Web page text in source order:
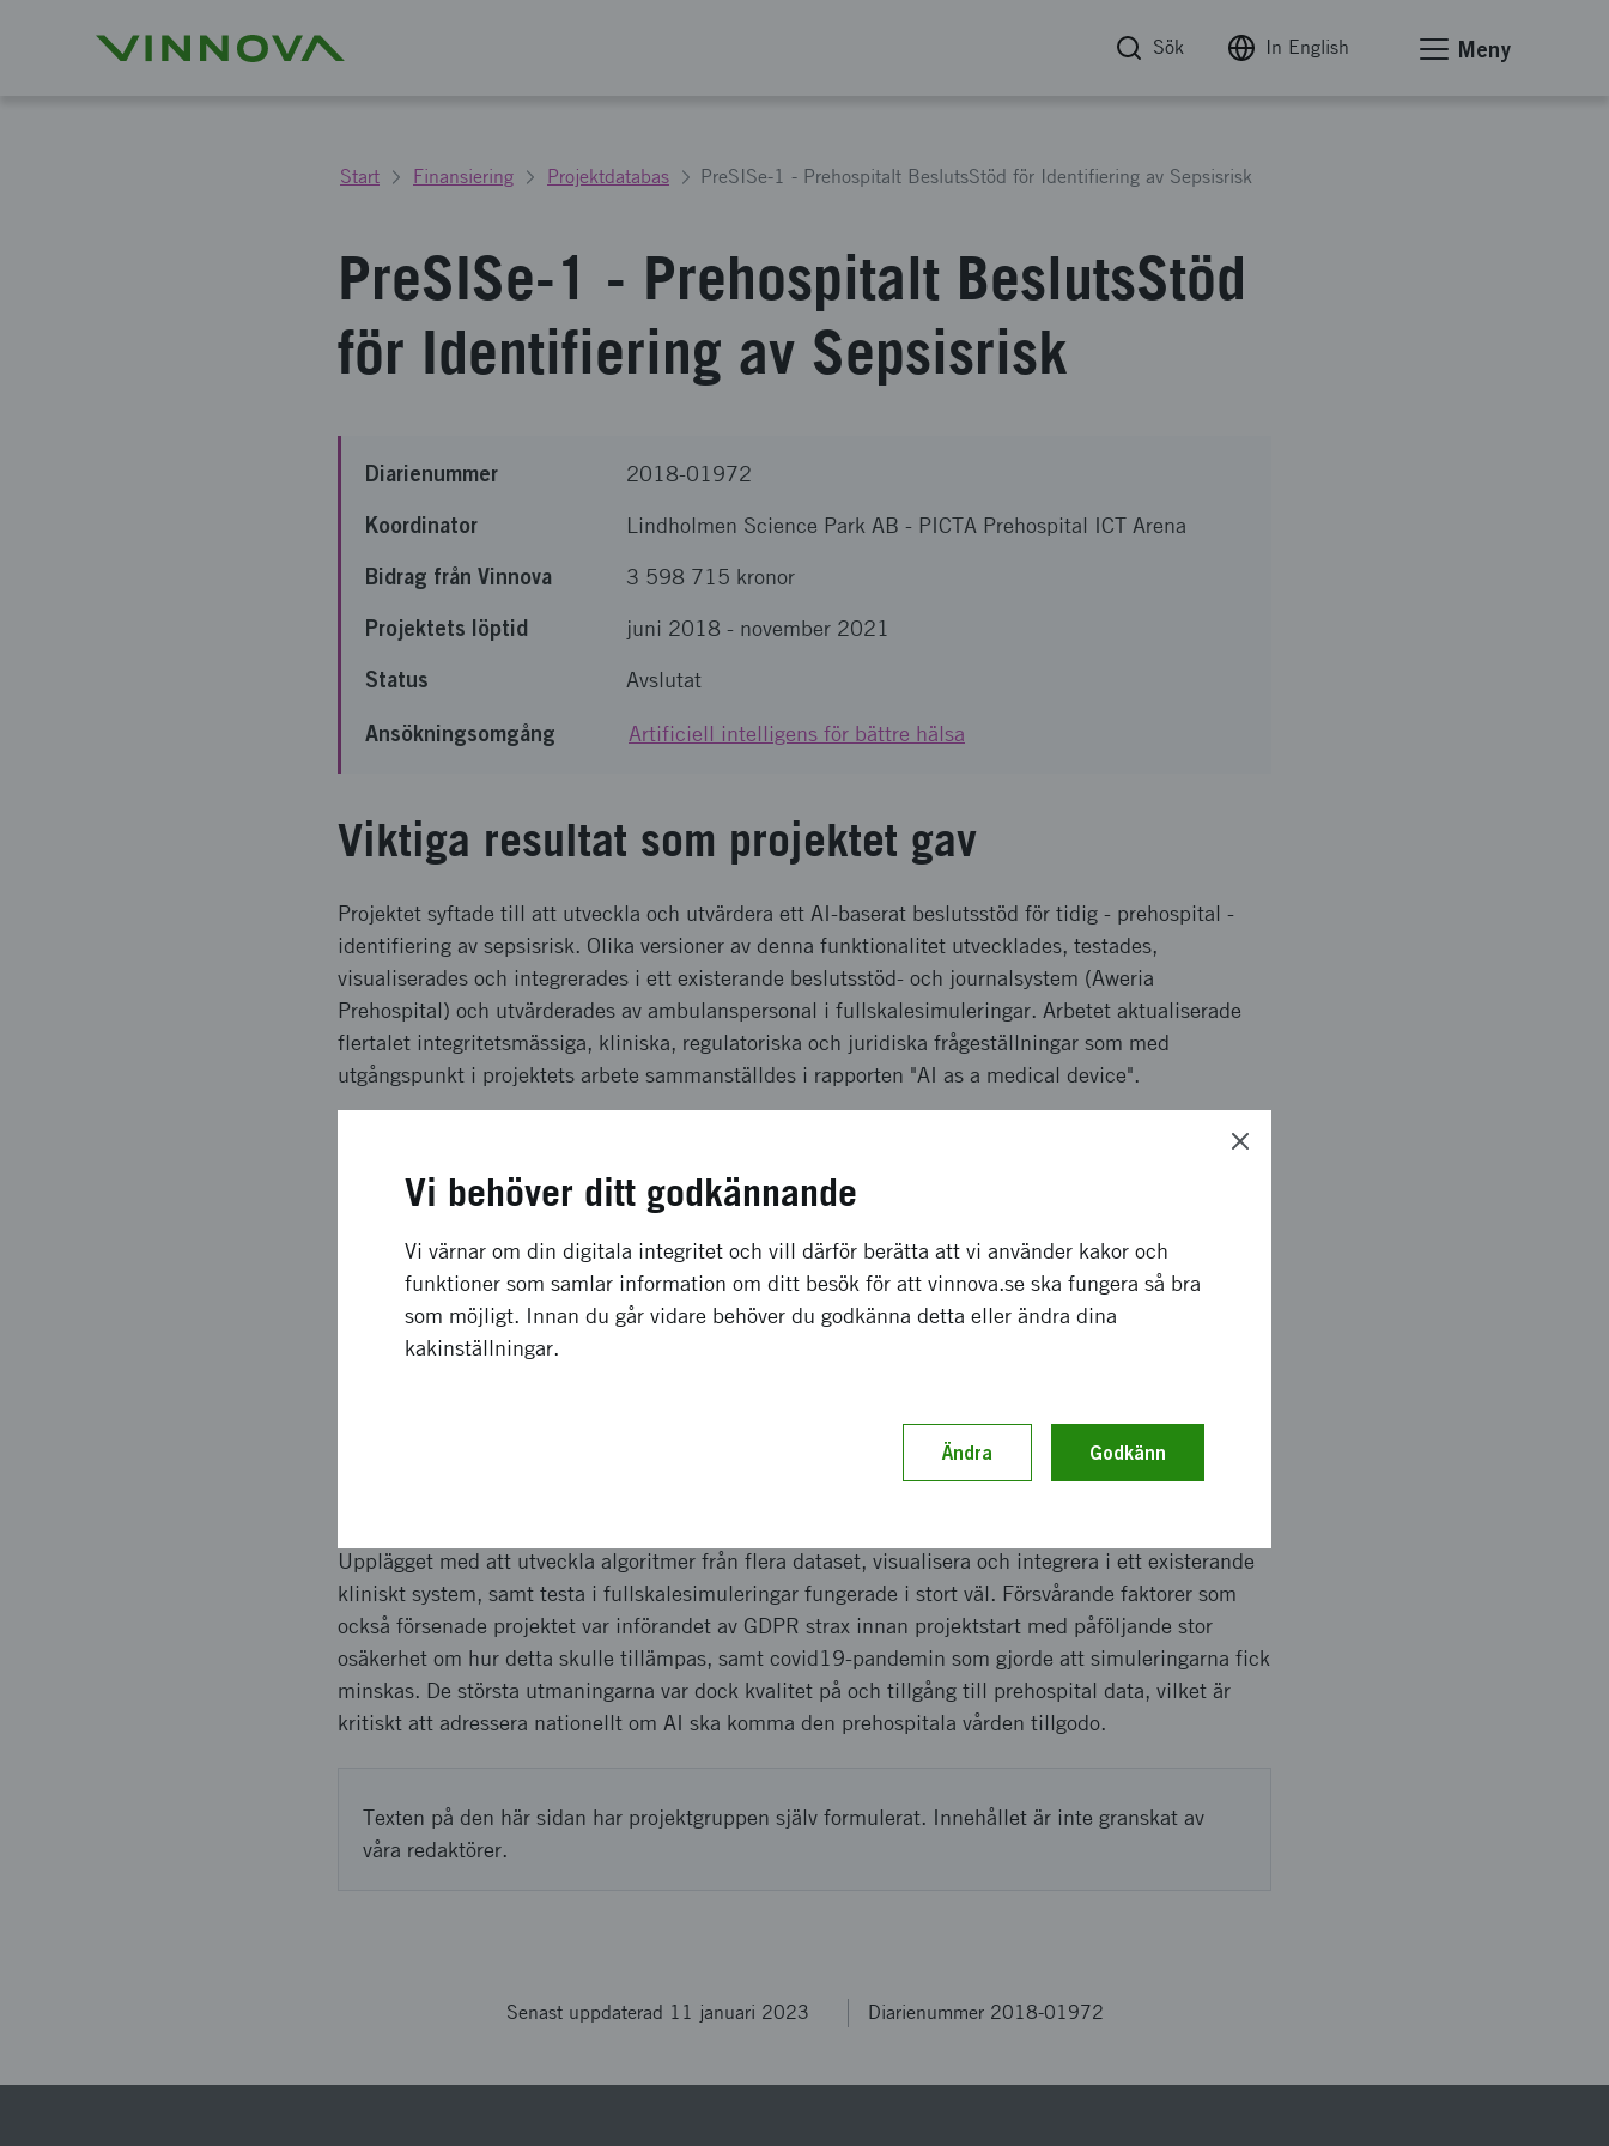
Sök In English Meny
Start Finansiering Projektdatabas PreSISe-1 - Prehospitalt BeslutsStöd för Identifiering av Sepsisrisk
PreSISe-1 - Prehospitalt BeslutsStöd
för Identifiering av Sepsisrisk
Diarienummer 2018-01972
Koordinator Lindholmen Science Park AB - PICTA Prehospital ICT Arena
Bidrag från Vinnova 3 598 715 kronor
Projektets löptid juni 2018 - november 2021
Status Avslutat
Ansökningsomgång Artificiell intelligens för bättre hälsa
Viktiga resultat som projektet gav
Projektet syftade till att utveckla och utvärdera ett AI-baserat beslutsstöd för tidig - prehospital -
identifiering av sepsisrisk. Olika versioner av denna funktionalitet utvecklades, testades,
visualiserades och integrerades i ett existerande beslutsstöd- och journalsystem (Aweria
Prehospital) och utvärderades av ambulanspersonal i fullskalesimuleringar. Arbetet aktualiserade
flertalet integritetsmässiga, kliniska, regulatoriska och juridiska frågeställningar som med
utgångspunkt i projektets arbete sammanställdes i rapporten "AI as a medical device".
En av de AI-modeller som togs fram lyckades skilja ut patienter med svår sepsis från patienter med
mildare (accuracy 74%, specificitet 79%, sensitivitet 61%). Dock saknades tillräcklig
jämförelsedata för att träna och testa algoritmen på att särskilja patienter med sepsis från andra
patienter. Nyttan med att kunna få en tidig indikation på att förhöjd risk för att allvarlig sepsis
föreligger bedömdes av ambulanspersonalen som mycket stor, och den föreslagna utformningen på
Upplägget med att utveckla algoritmer från flera dataset, visualisera och integrera i ett existerande
kliniskt system, samt testa i fullskalesimuleringar fungerade i stort väl. Försvårande faktorer som
också försenade projektet var införandet av GDPR strax innan projektstart med påföljande stor
osäkerhet om hur detta skulle tillämpas, samt covid19-pandemin som gjorde att simuleringarna fick
minskas. De största utmaningarna var dock kvalitet på och tillgång till prehospital data, vilket är
kritiskt att adressera nationellt om AI ska komma den prehospitala vården tillgodo.
Texten på den här sidan har projektgruppen själv formulerat. Innehållet är inte granskat av
våra redaktörer.
Senast uppdaterad 11 januari 2023 Diarienummer 2018-01972
Vi behöver ditt godkännande
Vi värnar om din digitala integritet och vill därför berätta att vi använder kakor och
funktioner som samlar information om ditt besök för att vinnova.se ska fungera så bra
som möjligt. Innan du går vidare behöver du godkänna detta eller ändra dina
kakinställningar.
Ändra Godkänn